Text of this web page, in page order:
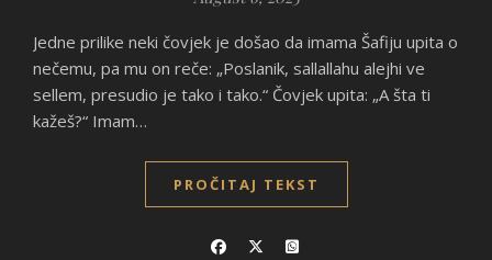
Jedne prilike neki čovjek je došao da imama Šafiju upita o
nečemu, pa mu on reče: „Poslanik, sallallahu alejhi ve
sellem, presudio je tako i tako.“ Čovjek upita: „A šta ti
kažeš?“ Imam…
PROČITAJ TEKST